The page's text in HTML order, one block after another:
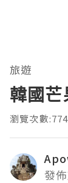
旅遊
韓國
瀏覽次數:774
發